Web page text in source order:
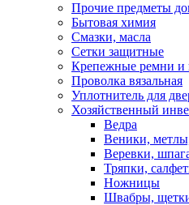
Прочие предметы
Бытовая химия
Смазки, масла
Сетки защитные
Крепежные ремни
Проволка вязальная
Уплотнитель для
Хозяйственный
Ведра
Веники,
Веревки,
Тряпки,
Ножницы
Швабры,